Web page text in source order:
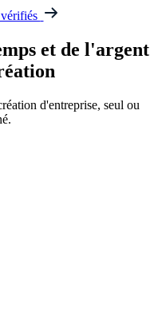
et de l'argent
d'entreprise, seul ou